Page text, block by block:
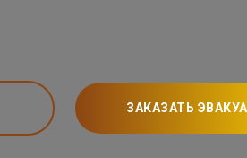
ЗАКАЗАТЬ